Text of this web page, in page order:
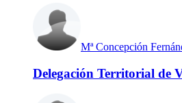
Mª Concepción
Delegación Territorial de